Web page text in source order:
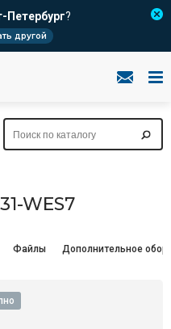
Петербург?
другой
WES7
Файлы Дополнительное